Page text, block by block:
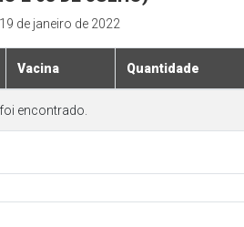
19 de janeiro de 2022
Vacina Quantidade
encontrado.